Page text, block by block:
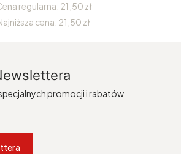
regularna:21,50 zł
cena:21,50 zł
promocji i rabatów